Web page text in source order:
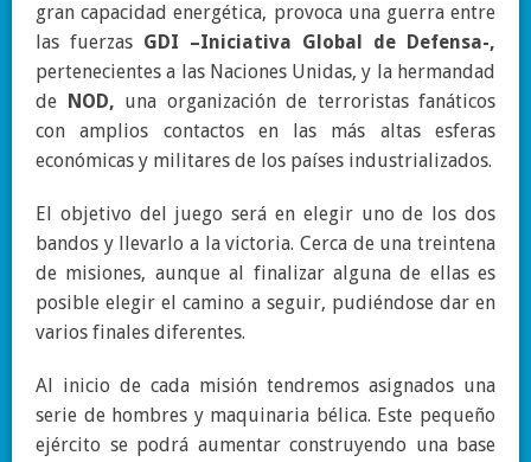
gran capacidad energética, provoca una guerra entre
las fuerzas GDI –Iniciativa Global de Defensa-,
pertenecientes a las Naciones Unidas, y la hermandad
de
NOD, una organización de terroristas fanáticos
con amplios contactos en las más altas esferas
económicas y militares de los países industrializados.
El objetivo del juego será en elegir uno de los dos
bandos y llevarlo a la victoria. Cerca de una treintena
de misiones, aunque al finalizar alguna de ellas es
posible elegir el camino a seguir, pudiéndose dar en
varios finales diferentes.
Al inicio de cada misión tendremos asignados una
serie de hombres y maquinaria bélica. Este pequeño
ejército se podrá aumentar construyendo una base